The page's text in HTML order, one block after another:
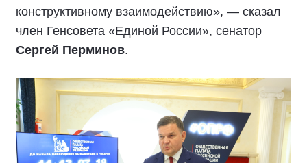
конструктивному взаимодействию», — сказал
член Генсовета «Единой России», сенатор
Сергей Перминов.